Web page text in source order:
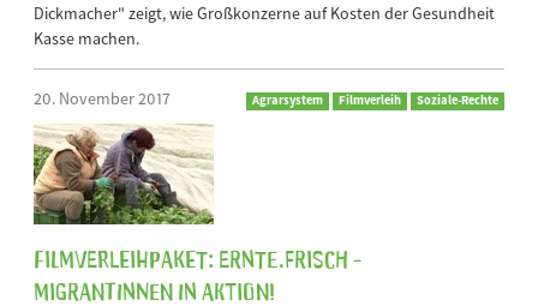
Dickmacher" zeigt, wie Großkonzerne auf Kosten der Gesundheit
Kasse machen.
20. November 2017 Agrarsystem Filmverleih Soziale-Rechte
Filmverleihpaket: ERNTE.frisch -
MigrantInnen in Aktion!